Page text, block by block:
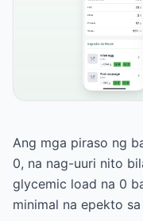
Ang mga piraso ng
0, na nag-uuri nito
glycemic load na 0
minimal na epekto